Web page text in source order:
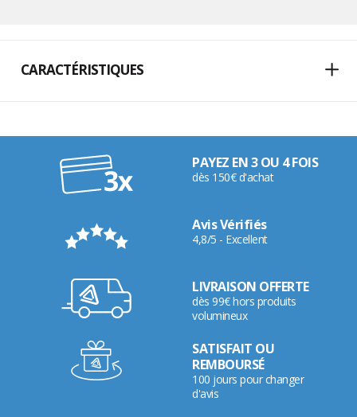
CARACTÉRISTIQUES
PAYEZ EN 3 OU 4 FOIS
dès 150€ d'achat
Avis Vérifiés
4,8/5 - Excellent
LIVRAISON OFFERTE
dès 99€ hors produits
volumineux
SATISFAIT OU
REMBOURSÉ
100 jours pour changer
d'avis